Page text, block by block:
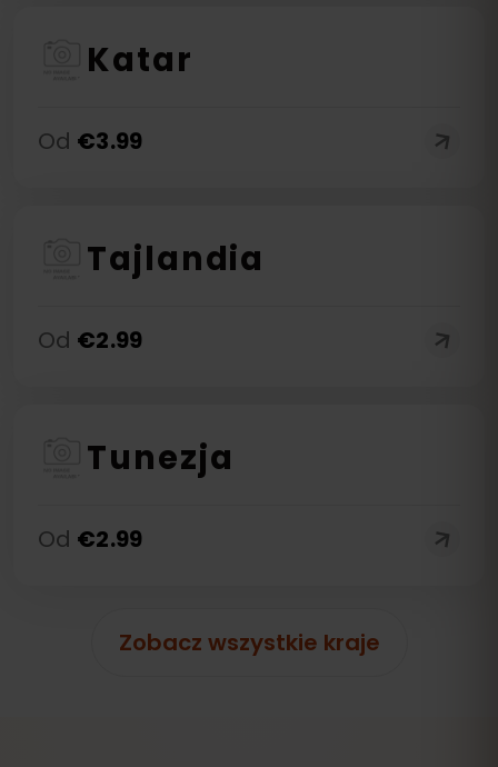
Katar
Od €3.99
Tajlandia
Od €2.99
Tunezja
Od €2.99
Zobacz wszystkie kraje